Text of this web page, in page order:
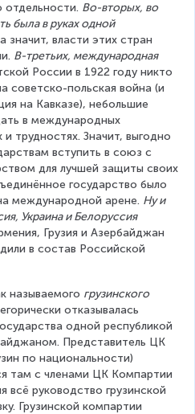
Во-вторых, во
была в руках одной
значит, власти этих стран
В-третьих, международная
России в 1922 году никто
советско-польская война (и
на Кавказе), небольшие
в международных
трудностях. Значит, выгодно
вступить в союз с
для лучшей защиты своих
государство было
международной арене. Ну и
Украина и Белоруссия
Грузия и Азербайджан
в состав Российской
называемого грузинского
отказывалась
одной республикой
Представитель ЦК
по национальности)
там с членами ЦК Компартии
всё руководство грузинской
Грузинской компартии